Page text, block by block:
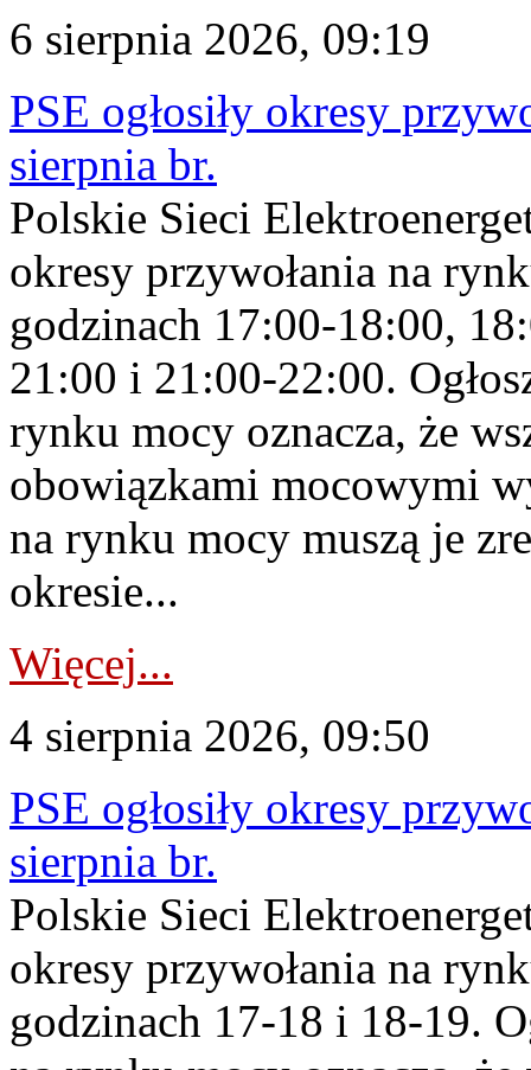
6 sierpnia 2026, 09:19
PSE ogłosiły okresy
sierpnia br.
Polskie Sieci
okresy przywołania na
godzinach 17:00-18:00,
21:00 i 21:00-22:00.
rynku mocy oznacza, że
obowiązkami mocowymi
na rynku mocy muszą je
okresie...
Więcej...
4 sierpnia 2026, 09:50
PSE ogłosiły okresy
sierpnia br.
Polskie Sieci
okresy przywołania na
godzinach 17-18 i 18-19.